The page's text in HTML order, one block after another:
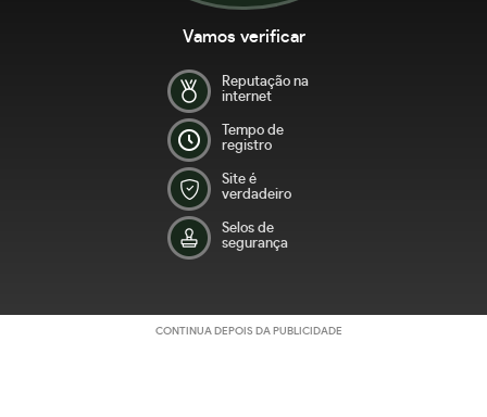
Vamos verificar
Reputação na
internet
Tempo de
registro
Site é
verdadeiro
Selos de
segurança
CONTINUA DEPOIS DA PUBLICIDADE